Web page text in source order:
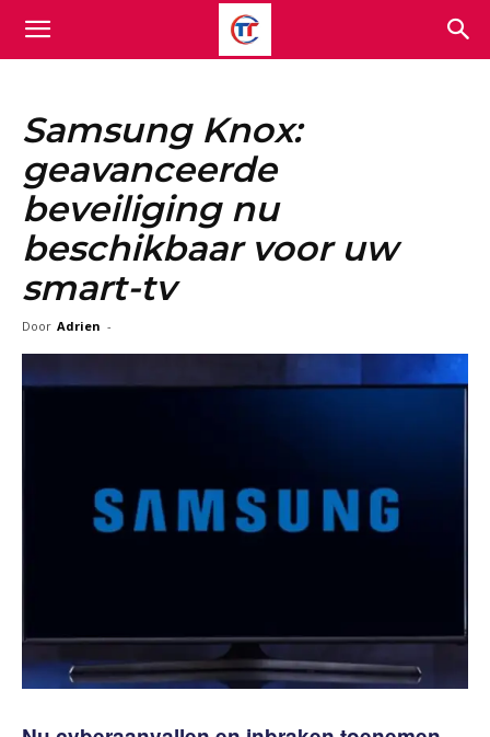
Samsung Knox:
geavanceerde
beveiliging nu
beschikbaar voor uw
smart-tv
Door Adrien -